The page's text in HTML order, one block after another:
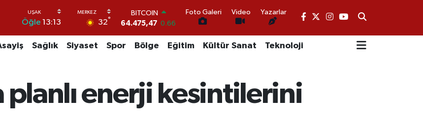
Öğle 13:13 32°
DOLAR
47,5986
0.06
55,0700
0.1
6518.23
BİST100
13.703
Foto Galeri Video Yazarlar
Sağlık Siyaset Spor Bölge Eğitim Kültür Sanat Teknoloji
planlı enerji kesintilerini